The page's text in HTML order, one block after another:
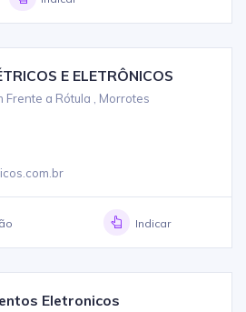
E ELETRÔNICOS
Frente a Rótula , Morrotes
Indicar
Eletronicos